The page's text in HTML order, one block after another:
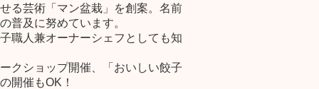
る芸術「マン盆栽」を創案。名前
普及に努めています。
職人兼オーナーシェフとしても知
クショップ開催、「おいしい餃子
開催もOK！